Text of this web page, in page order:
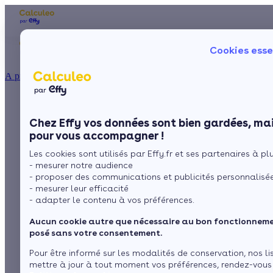
Cookies
Chez Effy vos données sont bien gardées,
pour vous accompagner !
Les cookies sont utilisés par Effy.fr et ses partenaires à
- mesurer notre audience
- proposer des communications et publicités
- mesurer leur efficacité
- adapter le contenu à vos préférences.
Aucun cookie autre que nécessaire au bon
posé sans votre consentement.
Pour être informé sur les modalités de conservation, nos
mettre à jour à tout moment vos préférences, rendez-
À propos
Ma Prime Rénov'
Le chèque énergie
La TVA réduite
L'éco-prêt à taux zéro
Trouver mes aides
Nos conseils
Sol
Fenêtres
Prime coup de pouce
pour le remplacement
d'un poêle à mazout
Sommaire
Prime coup de pouce : la plateforme choisie se charge